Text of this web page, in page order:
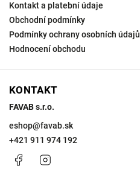
Kontakt a platební údaje
Obchodní podmínky
Podmínky ochrany osobních údajů
Hodnocení obchodu
KONTAKT
FAVAB s.r.o.
eshop@favab.sk
+421 911 974 192
Facebook